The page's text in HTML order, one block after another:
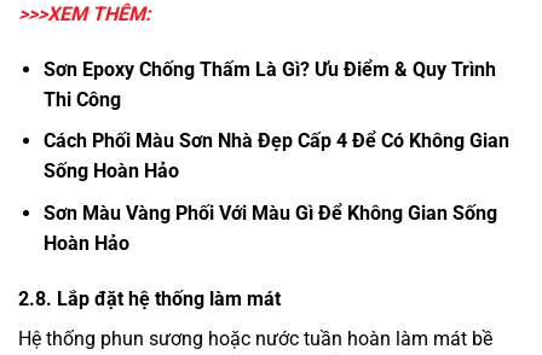
>>>XEM THÊM:
Sơn Epoxy Chống Thấm Là Gì? Ưu Điểm & Quy Trình
Thi Công
Cách Phối Màu Sơn Nhà Đẹp Cấp4 Để Có Không Gian
Sống Hoàn Hảo
Sơn Màu Vàng Phối Với Màu GìĐể Không Gian Sống
Hoàn Hảo
2.8. Lắp đặt hệ thống làm mát
Hệ thống phun sương hoặc nước tuần hoàn làm mát bề